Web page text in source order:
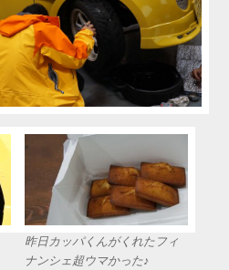
昨日カッパくんがくれたフィ
ナンシェ超ウマかった♪